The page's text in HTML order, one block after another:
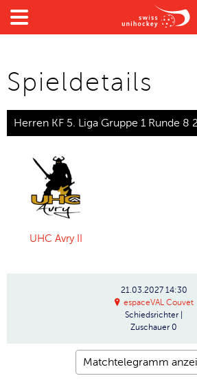

Spieldetails
Herren KF 5. Liga Gruppe 1 Runde 8
UHC Avry II
21.03.2027 14:30
espaceVAL Couvet
Schiedsrichter
Zuschauer 0
Matchtelegramm